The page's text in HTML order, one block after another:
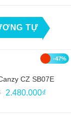
TỰ
-47%
CZ SB07E
Giá
2.480.000₫Giá